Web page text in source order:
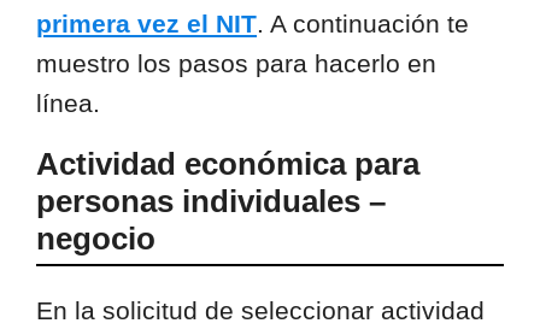
primera vez el NIT. A continuación te
muestro los pasos para hacerlo en
línea.
Actividad económica para
personas individuales –
negocio
En la solicitud de seleccionar actividad